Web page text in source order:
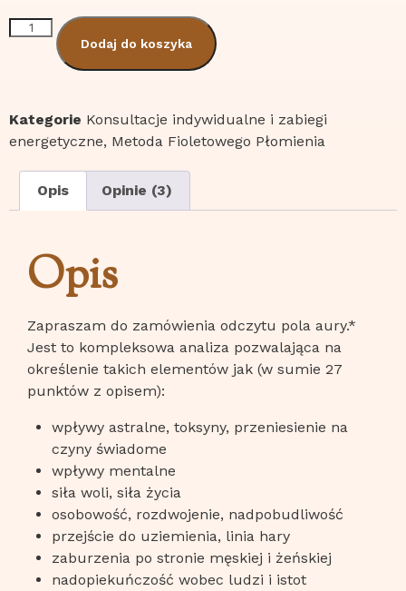
klientów
Dodaj do koszyka
Kategorie Konsultacje indywidualne i zabiegi
energetyczne, Metoda Fioletowego Płomienia
Opis Opinie (3)
Opis
Zapraszam do zamówienia odczytu pola aury.*
Jest to kompleksowa analiza pozwalająca na
określenie takich elementów jak (w sumie 27
punktów z opisem):
wpływy astralne, toksyny, przeniesienie na
czyny świadome
wpływy mentalne
siła woli, siła życia
osobowość, rozdwojenie, nadpobudliwość
przejście do uziemienia, linia hary
zaburzenia po stronie męskiej i żeńskiej
nadopiekuńczość wobec ludzi i istot